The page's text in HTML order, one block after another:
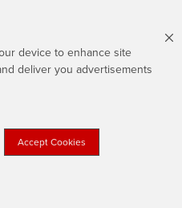
device to enhance site
deliver you advertisements
Accept Cookies